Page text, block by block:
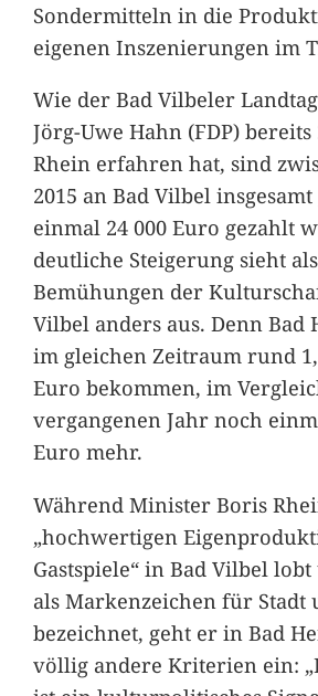
Sondermitteln in die
eigenen Inszenierungen im
Wie der Bad Vilbeler
Jörg-Uwe Hahn (FDP) bereits
Rhein erfahren hat, sind
2015 an Bad Vilbel insgesamt
einmal 24 000 Euro gezahlt
deutliche Steigerung sieht
Bemühungen der
Vilbel anders aus. Denn Bad
im gleichen Zeitraum rund
Euro bekommen, im
vergangenen Jahr noch
Euro mehr.
Während Minister Boris
„hochwertigen
Gastspiele“ in Bad Vilbel
als Markenzeichen für Stadt
bezeichnet, geht er in Bad
völlig andere Kriterien ein: